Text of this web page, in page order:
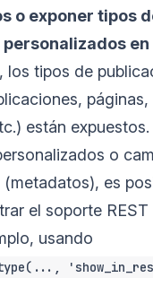
o exponer tipos
en
los tipos de
páginas,
están
o
es
el soporte
usando